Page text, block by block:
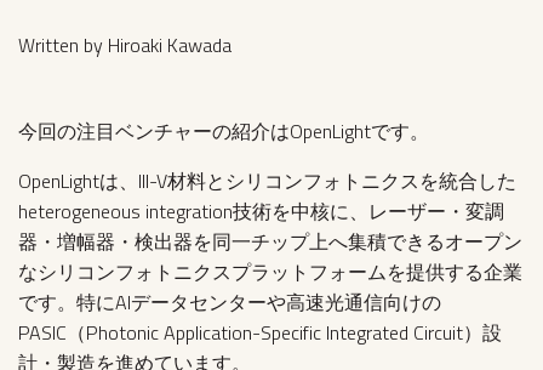
Written by Hiroaki Kawada
今回の注目ベンチャーの紹介はOpenLightです。
OpenLightは、III-V材料とシリコンフォトニクスを統合した
heterogeneous integration技術を中核に、レーザー・変調
器・増幅器・検出器を同一チップ上へ集積できるオープン
なシリコンフォトニクスプラットフォームを提供する企業
です。特にAIデータセンターや高速光通信向けの
PASIC（Photonic Application-Specific Integrated Circuit）設
計・製造を進めています。